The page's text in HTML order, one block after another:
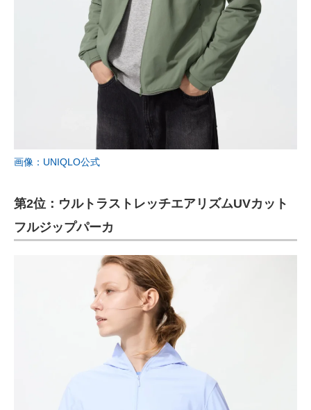
画像：UNIQLO公式
第2位：ウルトラストレッチエアリズムUVカット
フルジップパーカ